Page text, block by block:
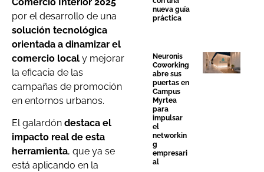
por el desarrollo de una
solución tecnológica
orientada a dinamizar el
comercio local y mejorar
la eficacia de las
campañas de promoción
en entornos urbanos.
El galardón destaca el
impacto real de esta
herramienta, que ya se
está aplicando en la
nueva guía
práctica
Neuronis
Coworking
abre sus
puertas en
Campus
Myrtea
para
impulsar
el
networkin
g
empresari
al